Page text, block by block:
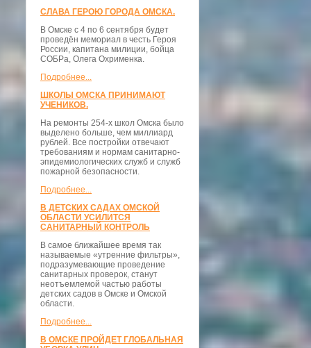
СЛАВА ГЕРОЮ ГОРОДА ОМСКА.
В Омске с 4 по 6 сентября будет
проведён мемориал в честь Героя
России, капитана милиции, бойца
СОБРа, Олега Охрименка.
Подробнее...
ШКОЛЫ ОМСКА ПРИНИМАЮТ
УЧЕНИКОВ.
На ремонты 254-х школ Омска было
выделено больше, чем миллиард
рублей. Все постройки отвечают
требованиям и нормам санитарно-
эпидемиологических служб и служб
пожарной безопасности.
Подробнее...
В ДЕТСКИХ САДАХ ОМСКОЙ
ОБЛАСТИ УСИЛИТСЯ
САНИТАРНЫЙ КОНТРОЛЬ
В самое ближайшее время так
называемые «утренние фильтры»,
подразумевающие проведение
санитарных проверок, станут
неотъемлемой частью работы
детских садов в Омске и Омской
области.
Подробнее...
В ОМСКЕ ПРОЙДЕТ ГЛОБАЛЬНАЯ